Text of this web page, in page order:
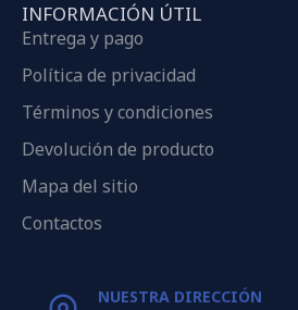
INFORMACIÓN ÚTIL
Entrega y pago
Política de privacidad
Términos y condiciones
Devolución de producto
Mapa del sitio
Contactos
NUESTRA DIRECCIÓN